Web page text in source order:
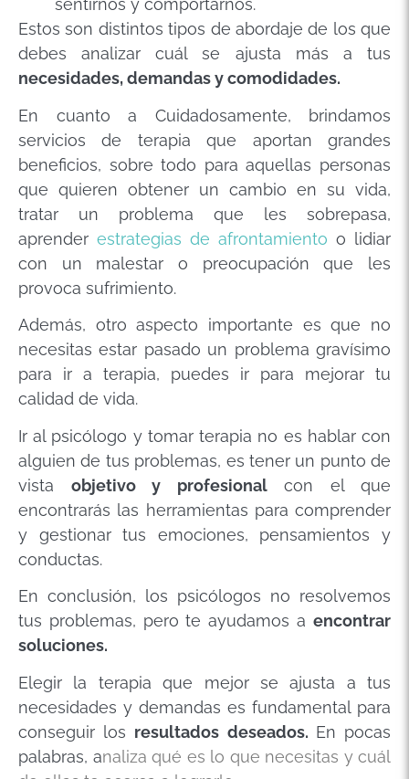
sentirnos y comportarnos.
Estos son distintos tipos de abordaje de los que
debes analizar cuál se ajusta más a tus
necesidades, demandas y comodidades.
En cuanto a Cuidadosamente, brindamos
servicios de terapia que aportan grandes
beneficios, sobre todo para aquellas personas
que quieren obtener un cambio en su vida,
tratar un problema que les sobrepasa,
aprender estrategias de afrontamiento o lidiar
con un malestar o preocupación que les
provoca sufrimiento.
Además, otro aspecto importante es que no
necesitas estar pasado un problema gravísimo
para ir a terapia, puedes ir para mejorar tu
calidad de vida.
Ir al psicólogo y tomar terapia no es hablar con
alguien de tus problemas, es tener un punto de
vista objetivo y profesionalcon el que
encontrarás las herramientas para comprender
y gestionar tus emociones, pensamientos y
conductas.
En conclusión, los psicólogos no resolvemos
tus problemas, pero te ayudamos a encontrar
soluciones.
Elegir la terapia que mejor se ajusta a tus
necesidades y demandas es fundamental para
conseguir los resultados deseados. En pocas
palabras, analiza qué es lo que necesitas y cuál